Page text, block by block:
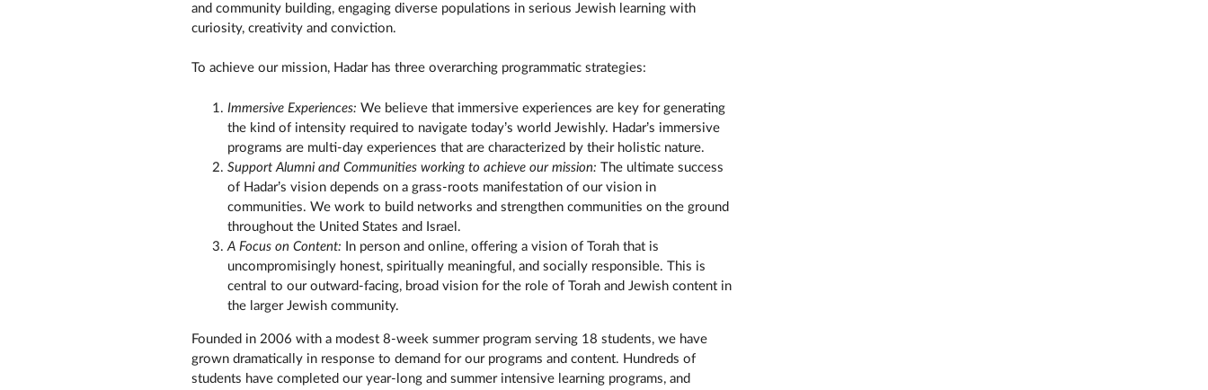
and community building, engaging diverse populations in serious Jewish learning with
curiosity, creativity and conviction.
To achieve our mission, Hadar has three overarching programmatic strategies:
Immersive Experiences: We believe that immersive experiences are key for generating
the kind of intensity required to navigate today’s world Jewishly. Hadar’s immersive
programs are multi-day experiences that are characterized by their holistic nature.
Support Alumni and Communities working to achieve our mission: The ultimate success
of Hadar’s vision depends on a grass-roots manifestation of our vision in
communities. We work to build networks and strengthen communities on the ground
throughout the United States and Israel.
A Focus on Content: In person and online, offering a vision of Torah that is
uncompromisingly honest, spiritually meaningful, and socially responsible. This is
central to our outward-facing, broad vision for the role of Torah and Jewish content in
the larger Jewish community.
Founded in 2006 with a modest 8-week summer program serving 18 students, we have
grown dramatically in response to demand for our programs and content. Hundreds of
students have completed our year-long and summer intensive learning programs, and